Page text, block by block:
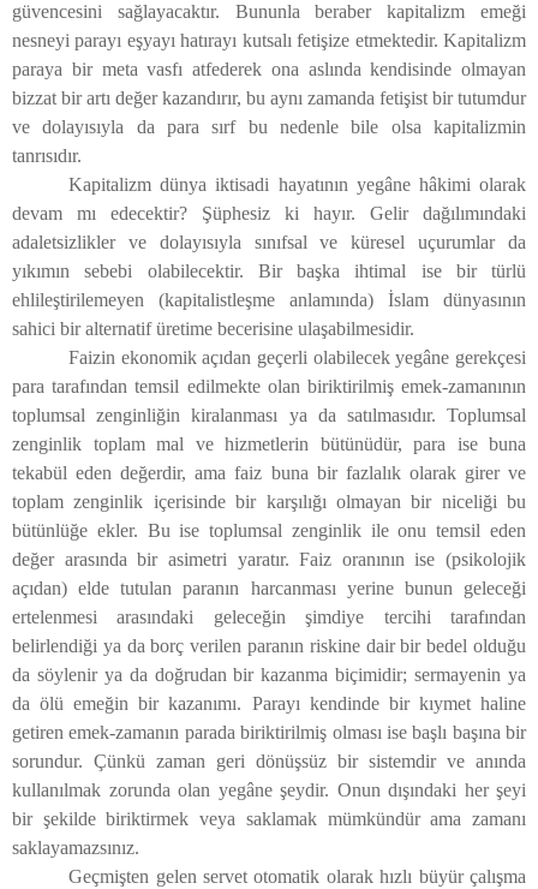
güvencesini sağlayacaktır. Bununla beraber kapitalizm emeği
nesneyi parayı eşyayı hatırayı kutsalı fetişize etmektedir. Kapitalizm
paraya bir meta vasfı atfederek ona aslında kendisinde olmayan
bizzat bir artı değer kazandırır, bu aynı zamanda fetişist bir tutumdur
ve dolayısıyla da para sırf bu nedenle bile olsa kapitalizmin
tanrısıdır.
Kapitalizm dünya iktisadi hayatının yegâne hâkimi olarak
devam mı edecektir? Şüphesiz ki hayır. Gelir dağılımındaki
adaletsizlikler ve dolayısıyla sınıfsal ve küresel uçurumlar da
yıkımın sebebi olabilecektir. Bir başka ihtimal ise bir türlü
ehlileştirilemeyen (kapitalistleşme anlamında) İslam dünyasının
sahici bir alternatif üretime becerisine ulaşabilmesidir.
Faizin ekonomik açıdan geçerli olabilecek yegâne gerekçesi
para tarafından temsil edilmekte olan biriktirilmiş emek-zamanının
toplumsal zenginliğin kiralanması ya da satılmasıdır. Toplumsal
zenginlik toplam mal ve hizmetlerin bütünüdür, para ise buna
tekabül eden değerdir, ama faiz buna bir fazlalık olarak girer ve
toplam zenginlik içerisinde bir karşılığı olmayan bir niceliği bu
bütünlüğe ekler. Bu ise toplumsal zenginlik ile onu temsil eden
değer arasında bir asimetri yaratır. Faiz oranının ise (psikolojik
açıdan) elde tutulan paranın harcanması yerine bunun geleceği
ertelenmesi arasındaki geleceğin şimdiye tercihi tarafından
belirlendiği ya da borç verilen paranın riskine dair bir bedel olduğu
da söylenir ya da doğrudan bir kazanma biçimidir; sermayenin ya
da ölü emeğin bir kazanımı. Parayı kendinde bir kıymet haline
getiren emek-zamanın parada biriktirilmiş olması ise başlı başına bir
sorundur. Çünkü zaman geri dönüşsüz bir sistemdir ve anında
kullanılmak zorunda olan yegâne şeydir. Onun dışındaki her şeyi
bir şekilde biriktirmek veya saklamak mümkündür ama zamanı
saklayamazsınız.
Geçmişten gelen servet otomatik olarak hızlı büyür çalışma